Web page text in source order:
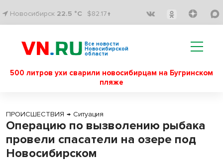
Новосибирск 22.5 °C $82.17↑
Все новости
Новосибирской
области
500 литров ухи сварили новосибирцам на Бугринском
пляже
ПРОИСШЕСТВИЯ → Ситуация
Операцию по вызволению рыбака
провели спасатели на озере под
Новосибирском